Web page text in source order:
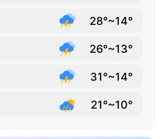
28°~14°
26°~13°
31°~14°
21°~10°